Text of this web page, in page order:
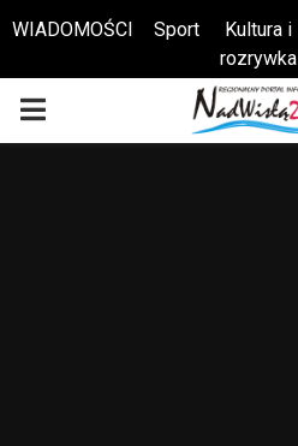
Otwórz pasek narzędzi
WIADOMOŚCI Sport
Kultura i
rozrywka
PRIMARY